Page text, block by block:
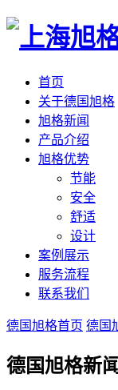
首页
关于德国旭格
旭格新闻
产品介绍
旭格优势
节能
安全
舒适
设计
案例展示
服务流程
联系我们
德国旭格首页 德国
德国旭格新闻